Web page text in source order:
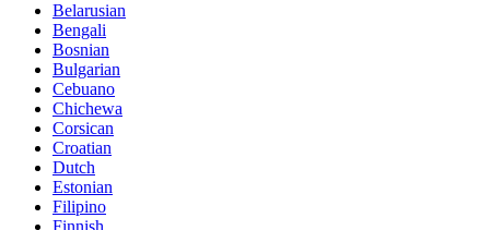
Belarusian
Bengali
Bosnian
Bulgarian
Cebuano
Chichewa
Corsican
Croatian
Dutch
Estonian
Filipino